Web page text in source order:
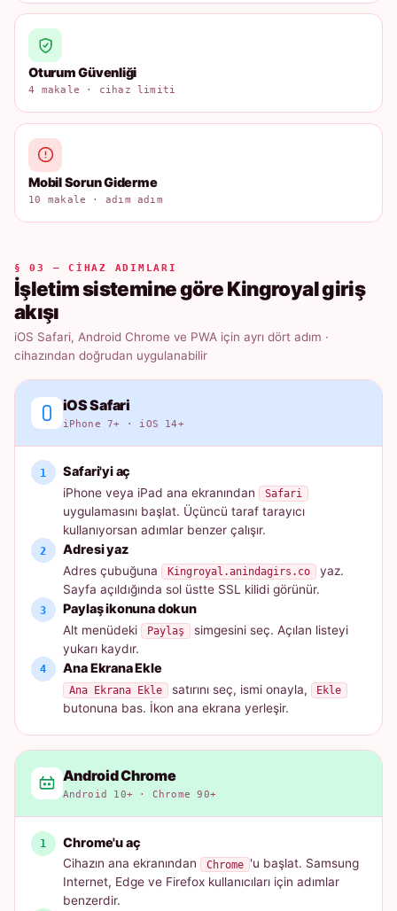
Oturum Güvenliği
4 makale · cihaz limiti
Mobil Sorun Giderme
10 makale · adım adım
§ 03 — CIHAZ ADIMLARI
İşletim sistemine göre Kingroyal giriş
akışı
iOS Safari, Android Chrome ve PWA için ayrı dört adım ·
cihazından doğrudan uygulanabilir
iOS Safari
iPhone 7+ · iOS 14+
Safari'yi aç
iPhone veya iPad ana ekranından Safari
uygulamasını başlat. Üçüncü taraf tarayıcı
kullanıyorsan adımlar benzer çalışır.
Adresi yaz
Adres çubuğuna Kingroyal.anindagirs.co
yaz.
Sayfa açıldığında sol üstte SSL kilidi görünür.
Paylaş ikonuna dokun
Alt menüdeki Paylaş
simgesini seç. Açılan listeyi
yukarı kaydır.
Ana Ekrana Ekle
Ana Ekrana Ekle satırını seç, ismi onayla, Ekle
butonuna bas. İkon ana ekrana yerleşir.
Android Chrome
Android 10+ · Chrome 90+
Chrome'u aç
Cihazın ana ekranından Chrome 'u başlat. Samsung
Internet, Edge ve Firefox kullanıcıları için adımlar
benzerdir.